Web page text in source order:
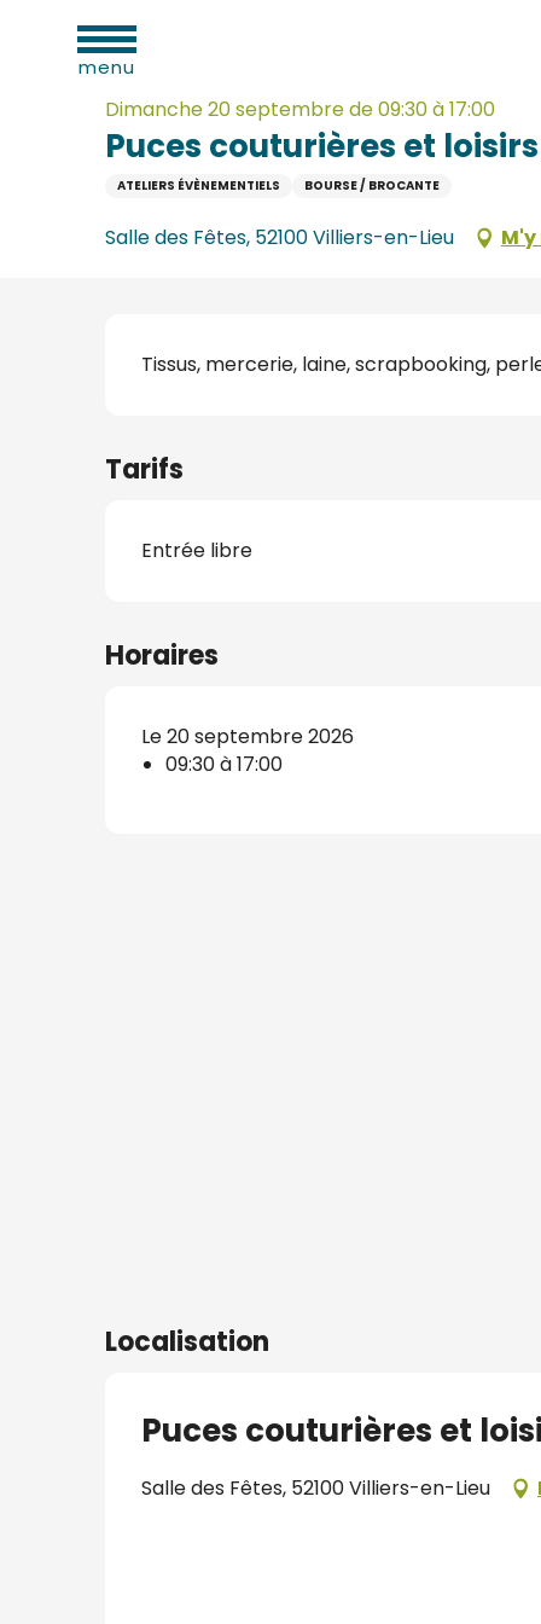
contenumenu
Accueil
Dimanche 20 septembre de 09:30 à 17:00
Puces couturières et
ATELIERS ÉVÈNEMENTIELS BOURSE / BROCANTE
Salle des Fêtes, 52100 Villiers-en-Lieu
Description
Tissus, mercerie, laine, scrapbooking,
Tarifs
Entrée libre
Horaires
Le 20 septembre 2026
09:30 à 17:00
Localisation
Puces couturières et
Salle des Fêtes, 52100 Villiers-en-Lieu